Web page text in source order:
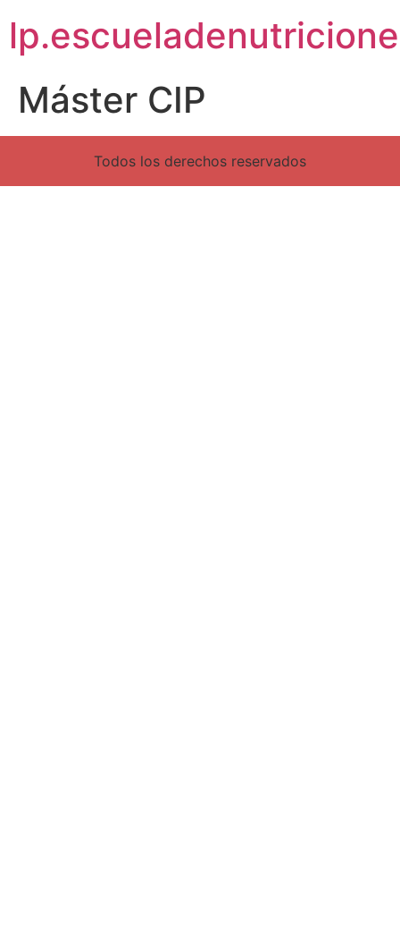
Máster CIP
Todos los derechos reservados